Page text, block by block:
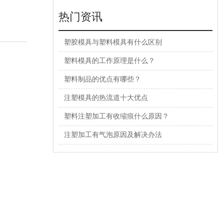
热门资讯
塑胶模具与塑料模具有什么区别
塑料模具的工作原理是什么？
塑料制品的优点有哪些？
注塑模具的热流道十大优点
塑料注塑加工有收缩痕什么原因？
注塑加工有气泡原因及解决办法